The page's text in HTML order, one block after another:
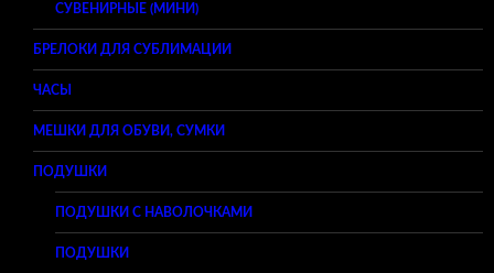
СУВЕНИРНЫЕ (МИНИ)
БРЕЛОКИ ДЛЯ СУБЛИМАЦИИ
ЧАСЫ
МЕШКИ ДЛЯ ОБУВИ, СУМКИ
ПОДУШКИ
ПОДУШКИ С НАВОЛОЧКАМИ
ПОДУШКИ